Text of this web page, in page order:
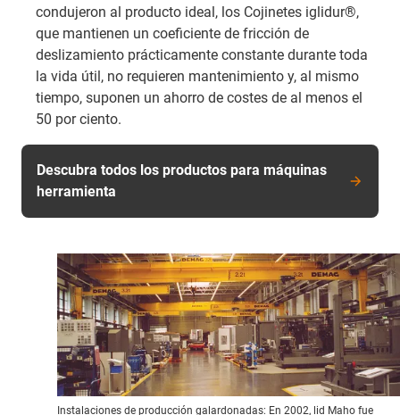
condujeron al producto ideal, los Cojinetes iglidur®,
que mantienen un coeficiente de fricción de
deslizamiento prácticamente constante durante toda
la vida útil, no requieren mantenimiento y, al mismo
tiempo, suponen un ahorro de costes de al menos el
50 por ciento.
Descubra todos los productos para máquinas
herramienta
Instalaciones de producción galardonadas: En 2002, lid Maho fue